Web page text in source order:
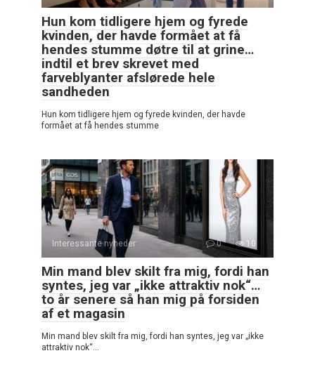
Hun kom tidligere hjem og fyrede
kvinden, der havde formået at få
hendes stumme døtre til at grine…
indtil et brev skrevet med
farveblyanter afslørede hele
sandheden
Hun kom tidligere hjem og fyrede kvinden, der havde
formået at få hendes stumme
Interessante nyheder 0 10
Min mand blev skilt fra mig, fordi han
syntes, jeg var „ikke attraktiv nok“…
to år senere så han mig på forsiden
af et magasin
Min mand blev skilt fra mig, fordi han syntes, jeg var „ikke
attraktiv nok“…